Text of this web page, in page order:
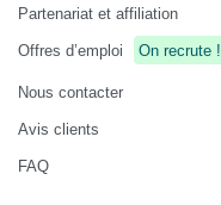
Partenariat et affiliation
Offres d’emploi
On recrute !
Nous contacter
Avis clients
FAQ